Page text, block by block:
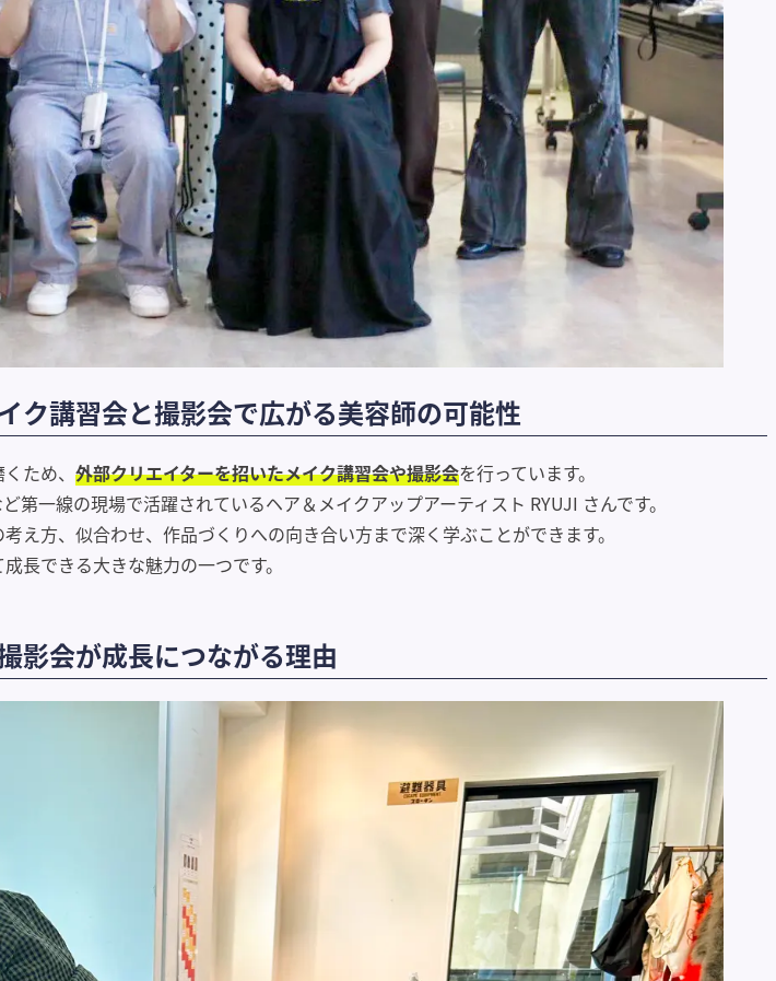
ク講習会と撮影会で広がる美容師の可能性
ため、 外部クリエイターを招いたメイク講習会や撮影会を行っています。
一線の現場で活躍されているヘア＆メイクアップアーティスト RYUJI さんです。
方、似合わせ、作品づくりへの向き合い方まで深く学ぶことができます。
長できる大きな魅力の一つです。
影会が成長につながる理由